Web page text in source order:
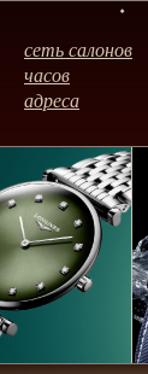
сеть салонов
часов
адреса